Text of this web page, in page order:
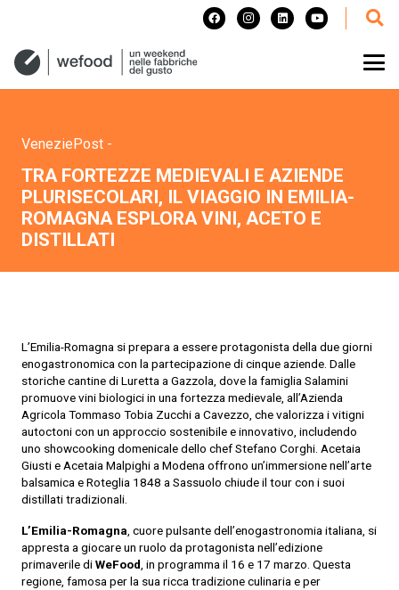
VeneziePost -
TRA FORTEZZE MEDIEVALI E AZIENDE
PLURISECOLARI, IL VIAGGIO IN EMILIA-
ROMAGNA ESPLORA VINI, ACETO E
DISTILLATI
L’Emilia-Romagna si prepara a essere protagonista della due giorni
enogastronomica con la partecipazione di cinque aziende. Dalle
storiche cantine di Luretta a Gazzola, dove la famiglia Salamini
promuove vini biologici in una fortezza medievale, all’Azienda
Agricola Tommaso Tobia Zucchi a Cavezzo, che valorizza i vitigni
autoctoni con un approccio sostenibile e innovativo, includendo
uno showcooking domenicale dello chef Stefano Corghi. Acetaia
Giusti e Acetaia Malpighi a Modena offrono un’immersione nell’arte
balsamica e Roteglia 1848 a Sassuolo chiude il tour con i suoi
distillati tradizionali.
L’Emilia-Romagna , cuore pulsante dell’enogastronomia italiana, si
appresta a giocare un ruolo da protagonista nell’edizione
primaverile diWeFood , in programma il 16 e 17 marzo. Questa
regione, famosa per la sua ricca tradizione culinaria e per